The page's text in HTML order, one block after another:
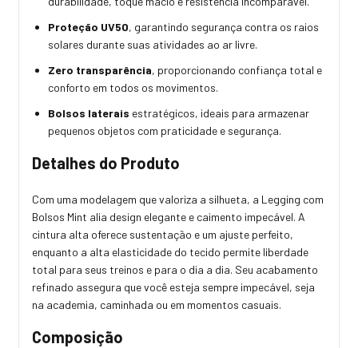
Proteção UV50, garantindo segurança contra os raios
solares durante suas atividades ao ar livre.
Zero transparência, proporcionando confiança total e
conforto em todos os movimentos.
Bolsos laterais estratégicos, ideais para armazenar
pequenos objetos com praticidade e segurança.
Detalhes do Produto
Com uma modelagem que valoriza a silhueta, a Legging com
Bolsos Mint alia design elegante e caimento impecável. A
cintura alta oferece sustentação e um ajuste perfeito,
enquanto a alta elasticidade do tecido permite liberdade
total para seus treinos e para o dia a dia. Seu acabamento
refinado assegura que você esteja sempre impecável, seja
na academia, caminhada ou em momentos casuais.
Composição